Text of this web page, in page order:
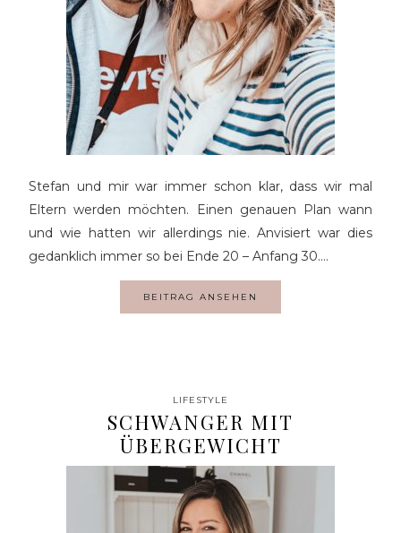
Stefan und mir war immer schon klar, dass wir mal
Eltern werden möchten. Einen genauen Plan wann
und wie hatten wir allerdings nie. Anvisiert war dies
gedanklich immer so bei Ende 20 – Anfang 30.…
BEITRAG ANSEHEN
LIFESTYLE
SCHWANGER MIT
ÜBERGEWICHT